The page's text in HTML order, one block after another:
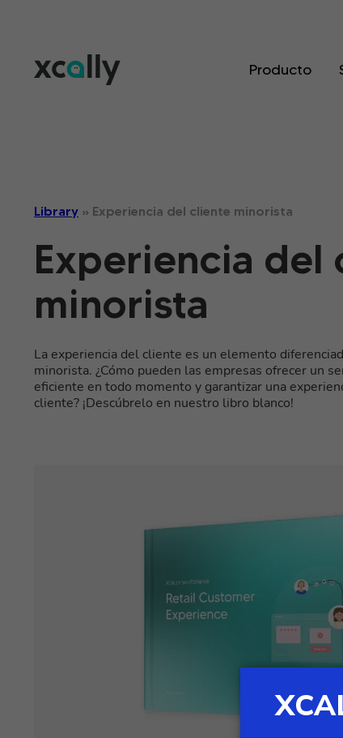
Producto
Library » Experiencia del cliente minorista
Experiencia del
minorista
La experiencia del cliente es un elemento
minorista. ¿Cómo pueden las empresas ofrecer un
eficiente en todo momento y garantizar una
cliente? ¡Descúbrelo en nuestro libro blanco!